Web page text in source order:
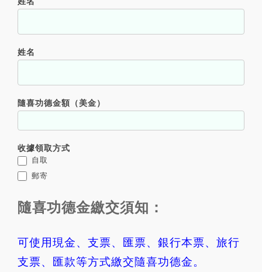
姓名
隨喜功德金額（美金）
收據領取方式
自取
郵寄
隨喜功德金繳交須知：
可使用現金、支票、匯票、銀行本票、旅行
支票、匯款等方式繳交隨喜功德金。